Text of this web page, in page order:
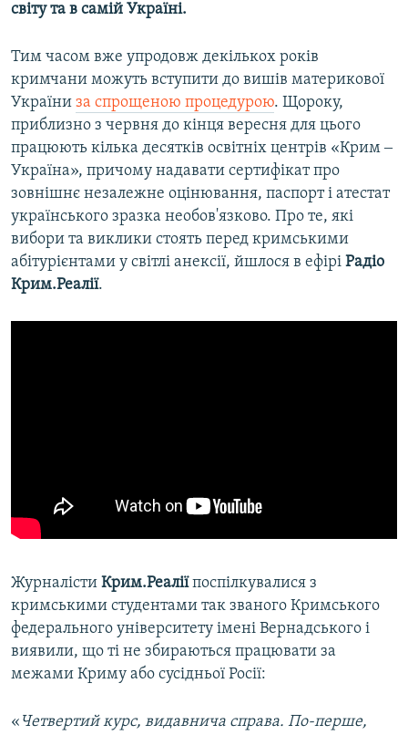
світу та в самій Україні.
Тим часом вже упродовж декількох років
кримчани можуть вступити до вишів материкової
України за спрощеною процедурою. Щороку,
приблизно з червня до кінця вересня для цього
працюють кілька десятків освітніх центрів «Крим ‒
Україна», причому надавати сертифікат про
зовнішнє незалежне оцінювання, паспорт і атестат
українського зразка необов'язково. Про те, які
вибори та виклики стоять перед кримськими
абітурієнтами у світлі анексії, йшлося в ефірі Радіо
Крим.Реалії.
Журналісти Крим.Реаліїпоспілкувалися з
кримськими студентами так званого Кримського
федерального університету імені Вернадського і
виявили, що ті не збираються працювати за
межами Криму або сусідньої Росії:
« Четвертий курс, видавнича справа. По-перше,